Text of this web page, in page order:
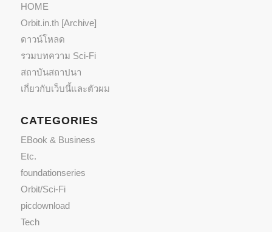
HOME
Orbit.in.th [Archive]
ดาวน์โหลด
รวมบทความ Sci-Fi
สถาบันสถาปนา
เกี่ยวกับเว็บนี้และตัวผม
CATEGORIES
EBook & Business
Etc.
foundationseries
Orbit/Sci-Fi
picdownload
Tech